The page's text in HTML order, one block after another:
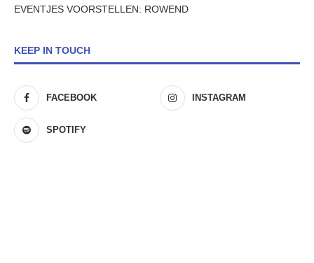
EVENTJES VOORSTELLEN: ROWEND
KEEP IN TOUCH
FACEBOOK INSTAGRAM
SPOTIFY